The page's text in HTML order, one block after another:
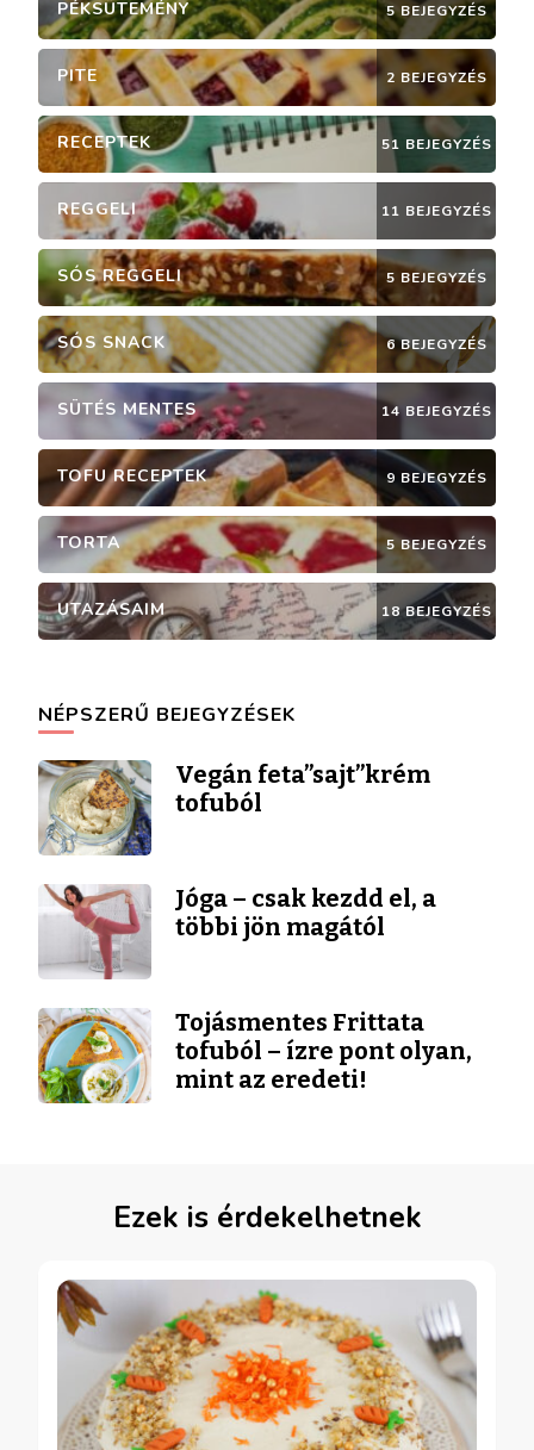
PÉKSÜTEMÉNY 5 BEJEGYZÉS
PITE 2 BEJEGYZÉS
RECEPTEK 51 BEJEGYZÉS
REGGELI 11 BEJEGYZÉS
SÓS REGGELI 5 BEJEGYZÉS
SÓS SNACK 6 BEJEGYZÉS
SÜTÉS MENTES 14 BEJEGYZÉS
TOFU RECEPTEK 9 BEJEGYZÉS
TORTA 5 BEJEGYZÉS
UTAZÁSAIM 18 BEJEGYZÉS
NÉPSZERŰ BEJEGYZÉSEK
Vegán feta”sajt”krém
tofuból
Jóga – csak kezdd el, a
többi jön magától
Tojásmentes Frittata
tofuból – ízre pont olyan,
mint az eredeti!
Ezek is érdekelhetnek